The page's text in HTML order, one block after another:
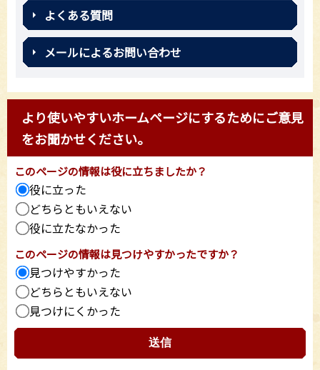
よくある質問
メールによるお問い合わせ
より使いやすいホームページにするためにご意見
をお聞かせください。
このページの情報は役に立ちましたか？
役に立った
どちらともいえない
役に立たなかった
このページの情報は見つけやすかったですか？
見つけやすかった
どちらともいえない
見つけにくかった